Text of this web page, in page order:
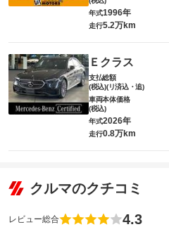
年式1996年
走行5.2万km
Ｅクラス
支払総額
(税込)(リ済込・追)
車両本体価格
(税込)
年式2026年
走行0.8万km
クルマのクチコミ
レビュー総合 4.3